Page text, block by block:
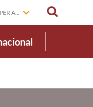
A...